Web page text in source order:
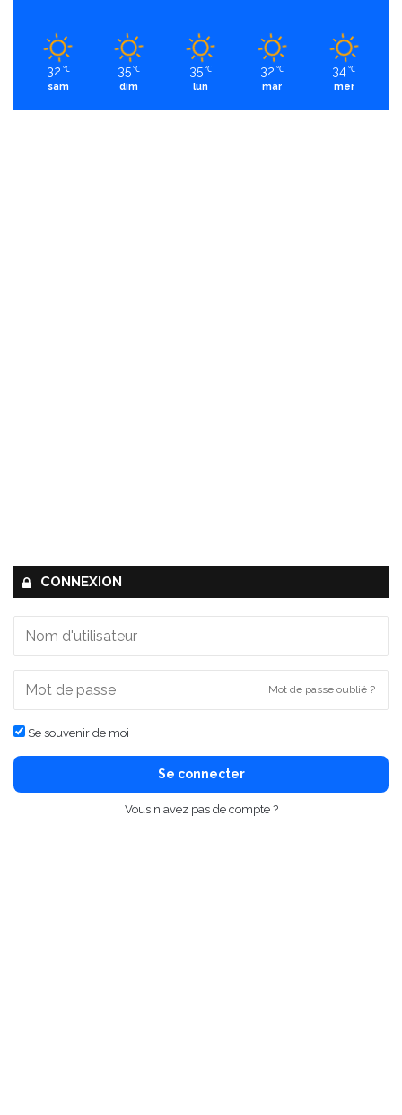
32 ℃
sam
35 ℃
dim
35 ℃
lun
32 ℃
mar
34 ℃
mer
CONNEXION
Mot de passe oublié ?
Se souvenir de moi
Se connecter
Vous n'avez pas de compte ?